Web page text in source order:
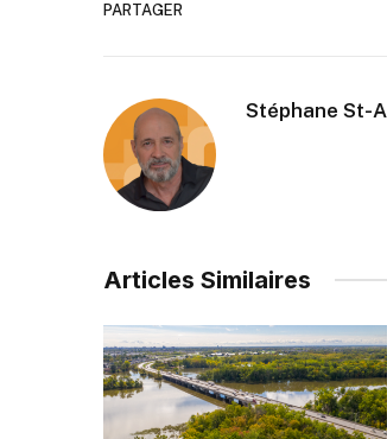
PARTAGER
Stéphane St-
Articles Similaires